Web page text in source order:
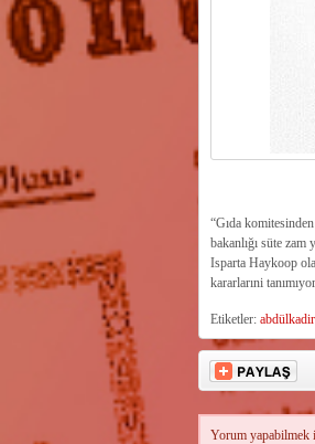
“Gıda
bakanlığı süte
Isparta Haykoop
kararlarıni
Etiketler:
Yorum